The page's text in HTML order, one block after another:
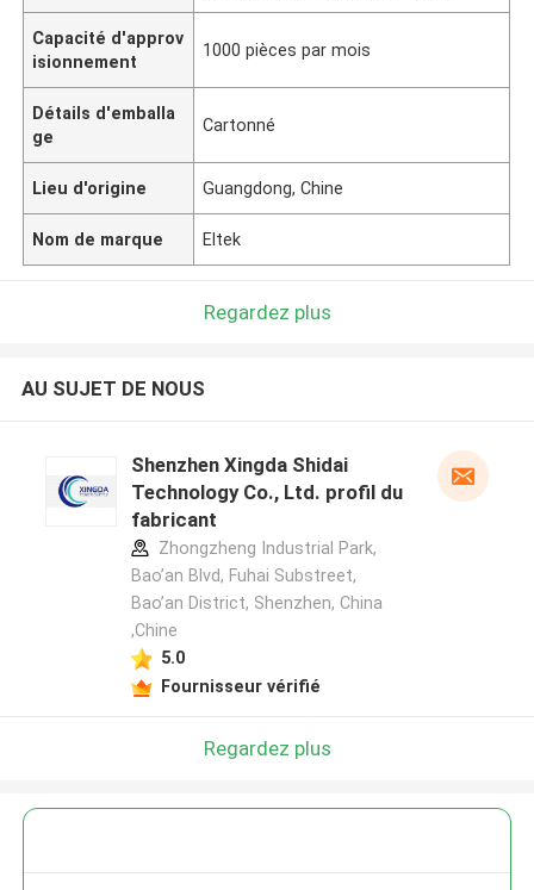
Capacité d'approv
isionnement
1000 pièces par mois
Détails d'emballa
ge
Cartonné
Lieu d'origine Guangdong, Chine
Nom de marque Eltek
Regardez plus
AU SUJET DE NOUS
Shenzhen Xingda Shidai
Technology Co., Ltd. profil du
fabricant
Zhongzheng Industrial Park,
Bao’an Blvd, Fuhai Substreet,
Bao’an District, Shenzhen, China
,Chine
5.0
Fournisseur vérifié
Regardez plus